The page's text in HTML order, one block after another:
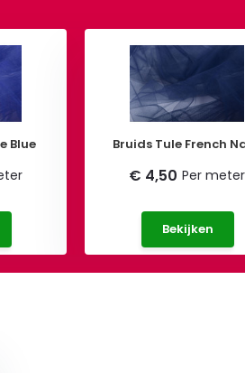
Blue Bruids Tule French
€ 4,50 Per meter
Bekijken